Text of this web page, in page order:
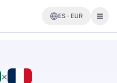
ES · EUR
×